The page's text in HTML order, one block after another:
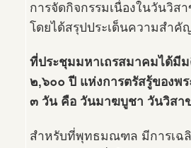
การจัดกิจกรรมเนื่องในวันวิ
โดยได้สรุปประเด็นความสำคั
ที่ประชุมมหาเถรสมาคมได้มี
๒,๖๐๐ ปี แห่งการตรัสรู้ของพ
๓ วัน คือ วันมาฆบูชา วันวิสา
สำหรับที่พุทธมณฑล มีการเฉ